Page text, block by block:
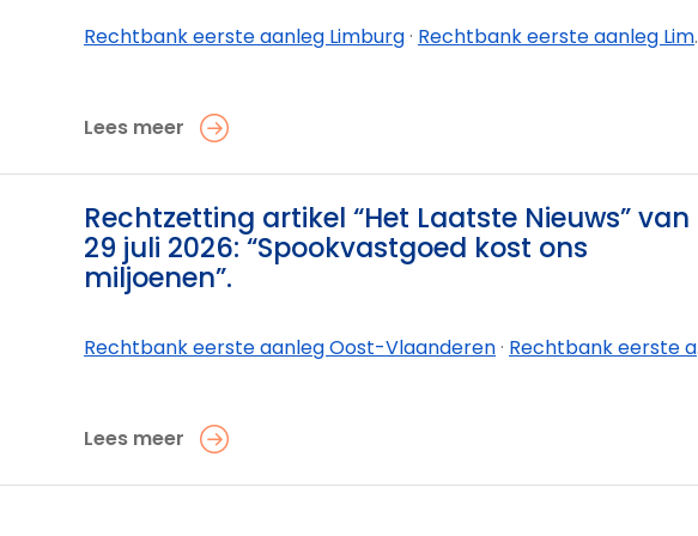
Rechtbank eerste aanleg Limburg· Rechtbank eerste aanleg Limburg - afdeling Tongeren-Borgloon
Lees meer
Rechtzetting artikel “Het Laatste Nieuws” van
29 juli 2026: “Spookvastgoed kost ons
miljoenen”.
Rechtbank eerste aanleg Oost-Vlaanderen· Rechtbank eerste aanleg Oost-Vlaanderen - afdeling Oudenaarde
Lees meer